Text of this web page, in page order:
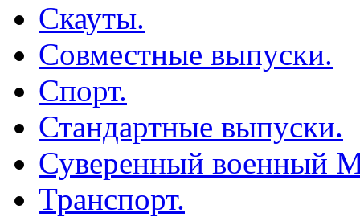
Скауты.
Совместные выпуски.
Спорт.
Стандартные выпуски.
Суверенный военный
Транспорт.